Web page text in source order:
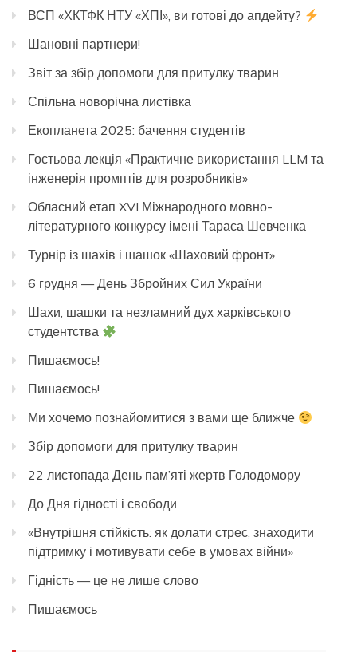
ВСП «ХКТФК НТУ «ХПІ», ви готові до апдейту?
Шановні партнери!
Звіт за збір допомоги для притулку тварин
Спільна новорічна листівка
Екопланета 2025: бачення студентів
Гостьова лекція «Практичне використання LLM та
інженерія промптів для розробників»
Обласний етап XVI Міжнародного мовно-
літературного конкурсу імені Тараса Шевченка
Турнір із шахів і шашок «Шаховий фронт»
6 грудня — День Збройних Сил України
Шахи, шашки та незламний дух харківського
студентства
Пишаємось!
Пишаємось!
Ми хочемо познайомитися з вами ще ближче
Збір допомоги для притулку тварин
22 листопада День пам’яті жертв Голодомору
До Дня гідності і свободи
«Внутрішня стійкість: як долати стрес, знаходити
підтримку і мотивувати себе в умовах війни»
Гідність — це не лише слово
Пишаємось